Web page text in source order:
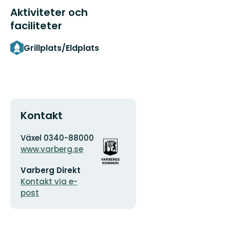
Aktiviteter och
faciliteter
Grillplats/Eldplats
Kontakt
Adress
Växel 0340-88000
www.varberg.se
postadress
Varberg Direkt
Kontakt via e-
post
Organisationens
logotyp